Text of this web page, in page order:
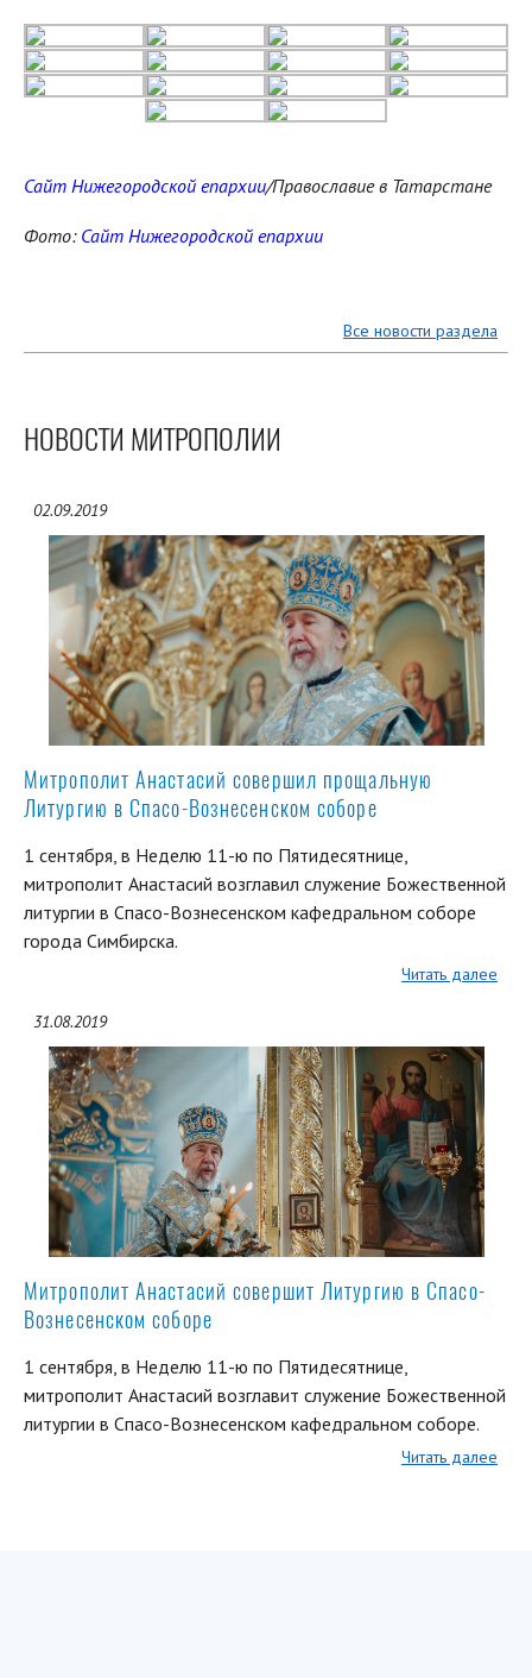
Сайт Нижегородской епархии/Православие в Татарстане
Фото: Сайт Нижегородской епархии
Все новости раздела
НОВОСТИ МИТРОПОЛИИ
02.09.2019
Митрополит Анастасий совершил прощальную
Литургию в Спасо-Вознесенском соборе
1 сентября, в Неделю 11-ю по Пятидесятнице,
митрополит Анастасий возглавил служение Божественной
литургии в Спасо-Вознесенском кафедральном соборе
города Симбирска.
Читать далее
31.08.2019
Митрополит Анастасий совершит Литургию в Спасо-
Вознесенском соборе
1 сентября, в Неделю 11-ю по Пятидесятнице,
митрополит Анастасий возглавит служение Божественной
литургии в Спасо-Вознесенском кафедральном соборе.
Читать далее